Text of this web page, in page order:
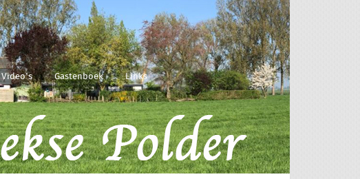
Video's Gastenboek Links